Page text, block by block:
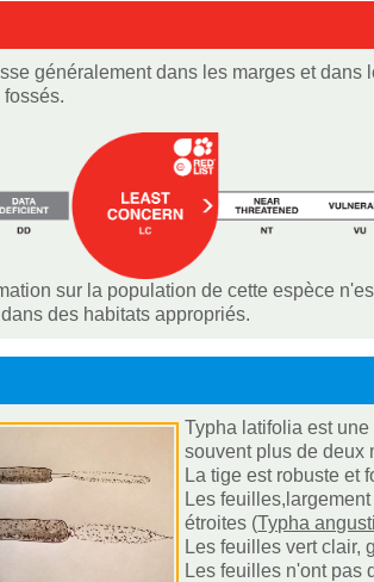
généralement dans les marges et
sur la population de cette espèce
des habitats appropriés.
Typha latifolia est
souvent plus de deux
La tige est robuste et
Les
étroites (Typha
Les feuilles vert clair,
Les feuilles n'ont pas